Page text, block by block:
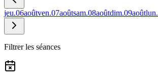
jeu.06aoûtven.07aoûtsam.08aoûtdim.09aoûtlun.
Filtrer les séances